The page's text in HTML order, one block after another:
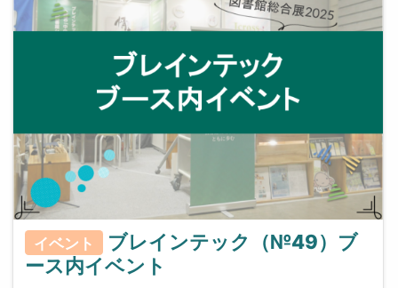
イベント
ブレインテック（№49）ブ
ース内イベント